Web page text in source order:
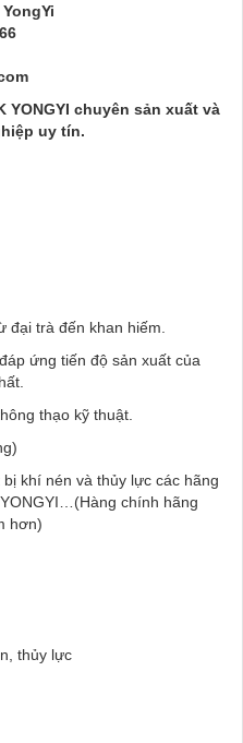
YONGYI chuyên sản xuất và
uy tín.
đại trà đến khan hiếm.
ứng tiến độ sản xuất của
thạo kỹ thuật.
khí nén và thủy lực các hãng
chính hãng
hơn)
thủy lực